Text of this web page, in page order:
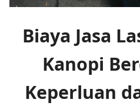
Biaya Jasa
Kanopi
Keperluan